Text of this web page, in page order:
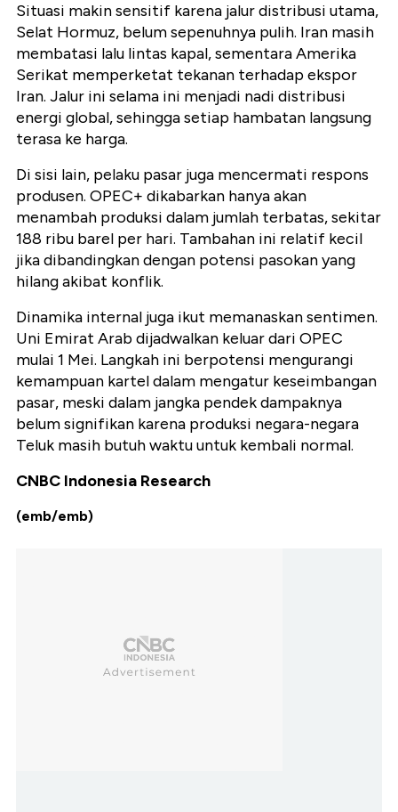
Situasi makin sensitif karena jalur distribusi utama,
Selat Hormuz, belum sepenuhnya pulih. Iran masih
membatasi lalu lintas kapal, sementara Amerika
Serikat memperketat tekanan terhadap ekspor
Iran. Jalur ini selama ini menjadi nadi distribusi
energi global, sehingga setiap hambatan langsung
terasa ke harga.
Di sisi lain, pelaku pasar juga mencermati respons
produsen. OPEC+ dikabarkan hanya akan
menambah produksi dalam jumlah terbatas, sekitar
188 ribu barel per hari. Tambahan ini relatif kecil
jika dibandingkan dengan potensi pasokan yang
hilang akibat konflik.
Dinamika internal juga ikut memanaskan sentimen.
Uni Emirat Arab dijadwalkan keluar dari OPEC
mulai 1 Mei. Langkah ini berpotensi mengurangi
kemampuan kartel dalam mengatur keseimbangan
pasar, meski dalam jangka pendek dampaknya
belum signifikan karena produksi negara-negara
Teluk masih butuh waktu untuk kembali normal.
CNBC Indonesia Research
(emb/emb)